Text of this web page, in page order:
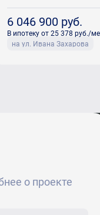
6 046 900 руб.
В ипотеку от 25 378 руб./
на ул. Ивана Захарова
о проекте